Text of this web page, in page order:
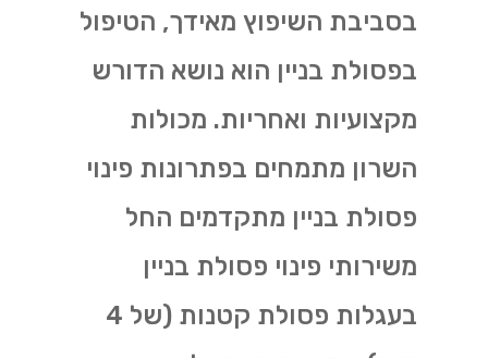
בסביבת השיפוץ מאידך, הטיפול
בפסולת בניין הוא נושא הדורש
מקצועיות ואחריות. מכולות
השרון מתמחים בפתרונות פינוי
פסולת בניין מתקדמים החל
משירותי פינוי פסולת בניין
בעגלות פסולת קטנות (של 4